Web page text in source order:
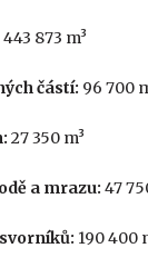
443 873 m³
částí: 96 700
27 350 m³
a mrazu: 47
190 400